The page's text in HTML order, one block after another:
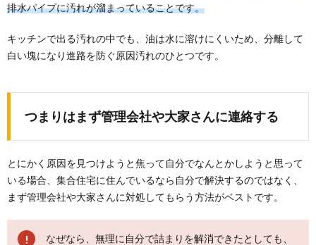
排水パイプに汚れが溜まっていることです。
キッチンで出る汚れの中でも、油は水に溶けにくいため、分離して
白い塊になり進路を防ぐ原因汚れのひとつです。
つまりはまず管理会社や大家さんに連絡する
とにかく原因を見つけようと焦って自分でなんとかしようと思って
いる場合、集合住宅に住んでいるなら自分で解決するのではなく、
まず管理会社や大家さんに対処してもらう方法がベストです。
なぜなら、無理に自分で詰まりを解消できたとしても、